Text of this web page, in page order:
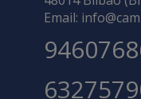
Email: